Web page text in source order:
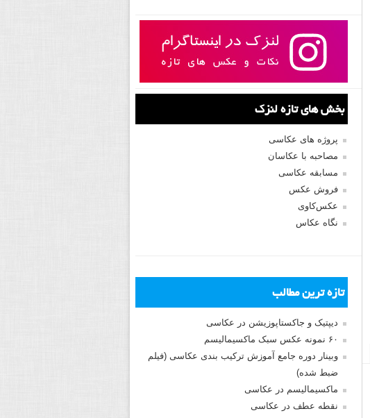
بخش های تازه لنزک
پروژه های عکاسی
مصاحبه با عکاسان
مسابقه عکاسی
فروش عکس
عکس‌کاوی
نگاه عکاس
تازه ترین مطالب
دیپتیک و جاکستا‌پوزیشن در عکاسی
۶۰ نمونه عکس سبک ماکسیمالیسم
وبینار دوره جامع آموزش ترکیب بندی عکاسی (فیلم
ضبط شده)
ماکسیمالیسم در عکاسی
نقطه عطف در عکاسی